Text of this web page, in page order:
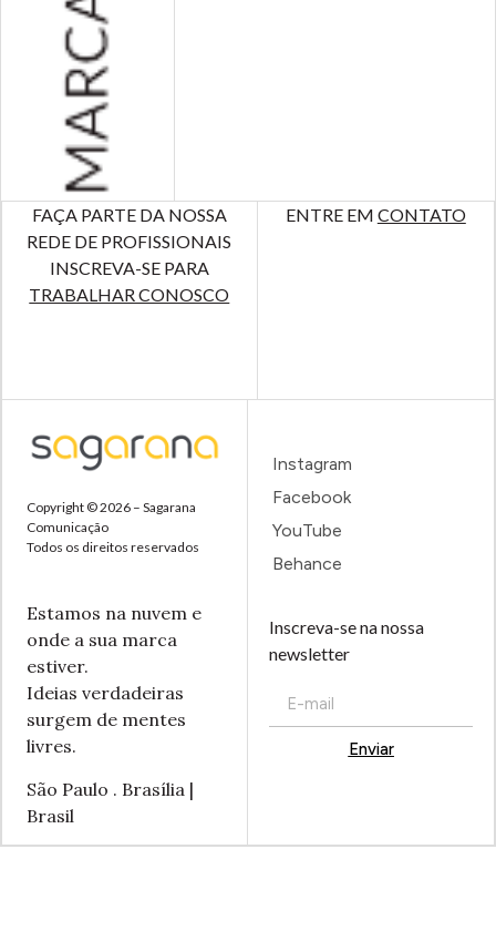
FAÇA PARTE DA NOSSA
REDE DE PROFISSIONAIS
INSCREVA-SE PARA
TRABALHAR CONOSCO
ENTRE EM CONTATO
Copyright © 2026 – Sagarana
Comunicação
Todos os direitos reservados
Estamos na nuvem e
onde a sua marca
estiver.
Ideias verdadeiras
surgem de mentes
livres.
São Paulo . Brasília |
Brasil
Instagram
Facebook
YouTube
Behance
Inscreva-se na nossa
newsletter
Enviar